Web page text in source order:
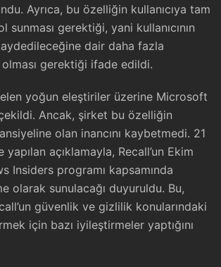
Ayrıca, bu özelliğin kullanıcıya tam
sunması gerektiği, yani kullanıcının
dair daha fazla
gerektiği ifade edildi.
yoğun eleştiriler üzerine Microsoft
Ancak, şirket bu özelliğin
olan inancını kaybetmedi. 21
açıklamayla, Recall’un Ekim
Insiders programı kapsamında
olarak sunulacağı duyuruldu. Bu,
güvenlik ve gizlilik konularındaki
için bazı iyileştirmeler yaptığını